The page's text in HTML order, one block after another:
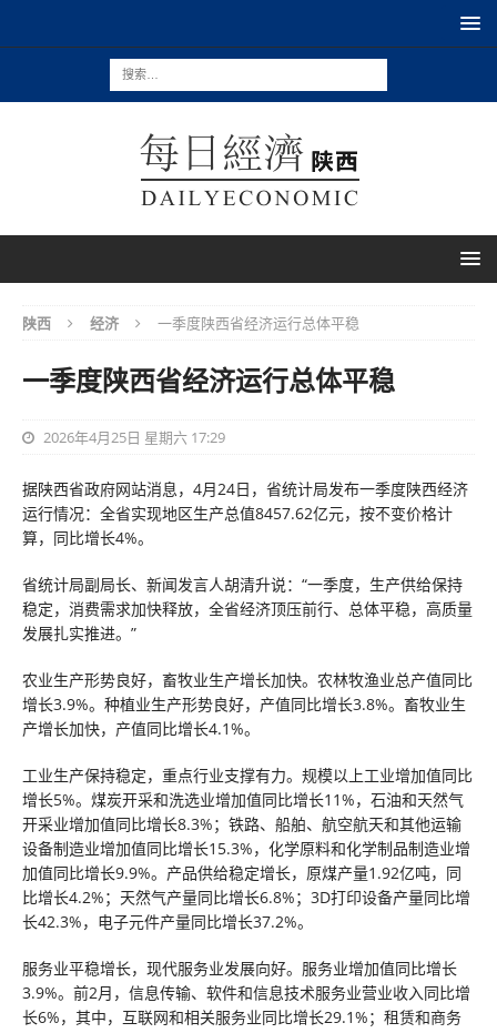
陕西 经济 一季度陕西省经济运行总体平稳
一季度陕西省经济运行总体平稳
2026年4月25日 星期六 17:29
据陕西省政府网站消息，4月24日，省统计局发布一季度陕西经济
运行情况：全省实现地区生产总值8457.62亿元，按不变价格计
算，同比增长4%。
省统计局副局长、新闻发言人胡清升说：“一季度，生产供给保持
稳定，消费需求加快释放，全省经济顶压前行、总体平稳，高质量
发展扎实推进。”
农业生产形势良好，畜牧业生产增长加快。农林牧渔业总产值同比
增长3.9%。种植业生产形势良好，产值同比增长3.8%。畜牧业生
产增长加快，产值同比增长4.1%。
工业生产保持稳定，重点行业支撑有力。规模以上工业增加值同比
增长5%。煤炭开采和洗选业增加值同比增长11%，石油和天然气
开采业增加值同比增长8.3%；铁路、船舶、航空航天和其他运输
设备制造业增加值同比增长15.3%，化学原料和化学制品制造业增
加值同比增长9.9%。产品供给稳定增长，原煤产量1.92亿吨，同
比增长4.2%；天然气产量同比增长6.8%；3D打印设备产量同比增
长42.3%，电子元件产量同比增长37.2%。
服务业平稳增长，现代服务业发展向好。服务业增加值同比增长
3.9%。前2月，信息传输、软件和信息技术服务业营业收入同比增
长6%，其中，互联网和相关服务业同比增长29.1%；租赁和商务